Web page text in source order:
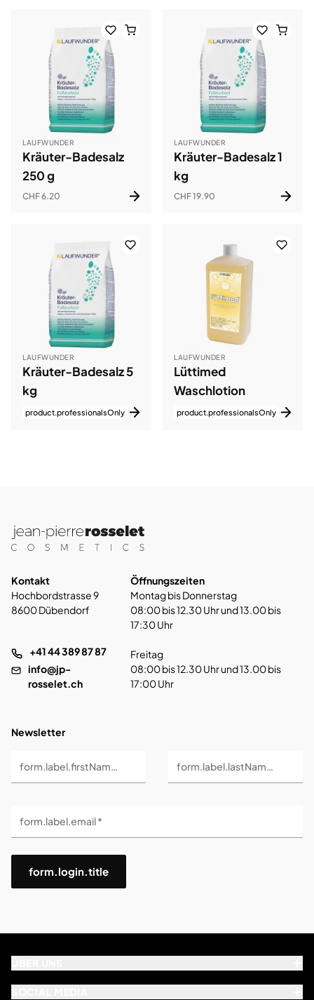
LAUFWUNDER
Kräuter-Badesalz
250 g
CHF 6.20
LAUFWUNDER
Kräuter-Badesalz 1
kg
CHF 19.90
LAUFWUNDER
Kräuter-Badesalz 5
kg
product.professionalsOnly
LAUFWUNDER
Lüttimed
Waschlotion
product.professionalsOnly
Kontakt
Hochbordstrasse 9
8600 Dübendorf
+41 44 389 87 87
info@jp-
rosselet.ch
Öffnungszeiten
Montag bis Donnerstag
08:00 bis 12.30 Uhr und 13.00 bis
17:30 Uhr
Freitag
08:00 bis 12.30 Uhr und 13.00 bis
17:00 Uhr
Newsletter
form.label.firstName * form.label.lastName *
form.label.email *
form.login.title